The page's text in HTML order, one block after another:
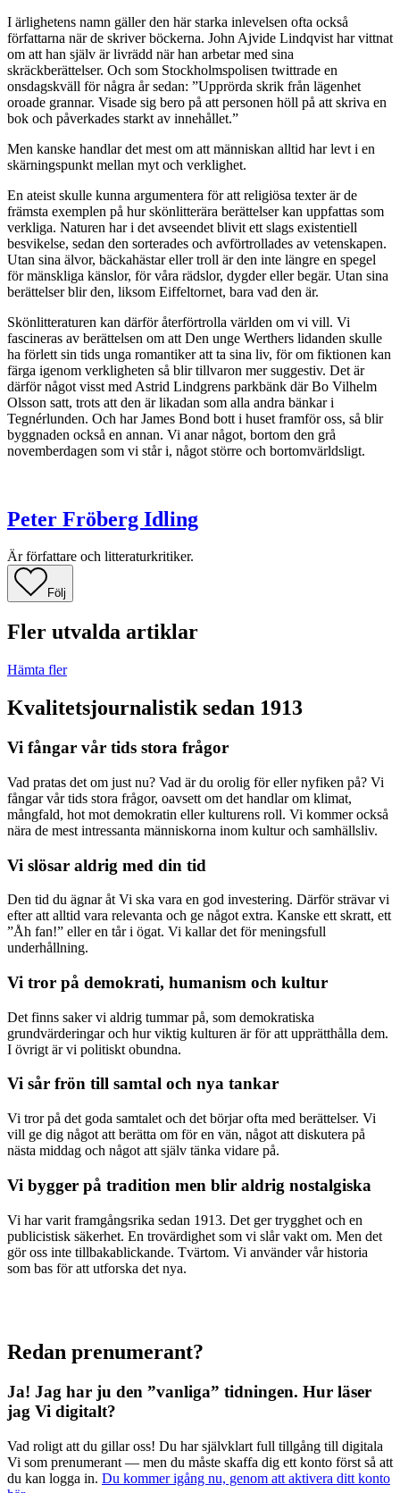
I ärlighetens namn gäller den här starka inlevelsen ofta också
författarna när de skriver böckerna. John Ajvide Lindqvist har vittnat
om att han själv är livrädd när han arbetar med sina
skräckberättelser. Och som Stockholmspolisen twittrade en
onsdagskväll för några år sedan: ”Upprörda skrik från lägenhet
oroade grannar. Visade sig bero på att personen höll på att skriva en
bok och påverkades starkt av innehållet.”
Men kanske handlar det mest om att människan alltid har levt i en
skärningspunkt mellan myt och verklighet.
En ateist skulle kunna argumentera för att religiösa texter är de
främsta exemplen på hur skönlitterära berättelser kan uppfattas som
verkliga. Naturen har i det avseendet blivit ett slags existentiell
besvikelse, sedan den sorterades och avförtrollades av vetenskapen.
Utan sina älvor, bäckahästar eller troll är den inte längre en spegel
för mänskliga känslor, för våra rädslor, dygder eller begär. Utan sina
berättelser blir den, liksom Eiffeltornet, bara vad den är.
Skönlitteraturen kan därför återförtrolla världen om vi vill. Vi
fascineras av berättelsen om att Den unge Werthers lidanden skulle
ha förlett sin tids unga romantiker att ta sina liv, för om fiktionen kan
färga igenom verkligheten så blir tillvaron mer suggestiv. Det är
därför något visst med Astrid Lindgrens parkbänk där Bo Vilhelm
Olsson satt, trots att den är likadan som alla andra bänkar i
Tegnérlunden. Och har James Bond bott i huset framför oss, så blir
byggnaden också en annan. Vi anar något, bortom den grå
novemberdagen som vi står i, något större och bortomvärldsligt.
Peter Fröberg Idling
Är författare och litteraturkritiker.
Följ
Fler utvalda artiklar
Hämta fler
Kvalitetsjournalistik sedan 1913
Vi fångar vår tids stora frågor
Vad pratas det om just nu? Vad är du orolig för eller nyfiken på? Vi
fångar vår tids stora frågor, oavsett om det handlar om klimat,
mångfald, hot mot demokratin eller kulturens roll. Vi kommer också
nära de mest intressanta människorna inom kultur och samhällsliv.
Vi slösar aldrig med din tid
Den tid du ägnar åt Vi ska vara en god investering. Därför strävar vi
efter att alltid vara relevanta och ge något extra. Kanske ett skratt, ett
”Åh fan!” eller en tår i ögat. Vi kallar det för meningsfull
underhållning.
Vi tror på demokrati, humanism och kultur
Det finns saker vi aldrig tummar på, som demokratiska
grundvärderingar och hur viktig kulturen är för att upprätthålla dem.
I övrigt är vi politiskt obundna.
Vi sår frön till samtal och nya tankar
Vi tror på det goda samtalet och det börjar ofta med berättelser. Vi
vill ge dig något att berätta om för en vän, något att diskutera på
nästa middag och något att själv tänka vidare på.
Vi bygger på tradition men blir aldrig nostalgiska
Vi har varit framgångsrika sedan 1913. Det ger trygghet och en
publicistisk säkerhet. En trovärdighet som vi slår vakt om. Men det
gör oss inte tillbakablickande. Tvärtom. Vi använder vår historia
som bas för att utforska det nya.
Redan prenumerant?
Ja! Jag har ju den ”vanliga” tidningen. Hur läser
jag Vi digitalt?
Vad roligt att du gillar oss! Du har självklart full tillgång till digitala
Vi som prenumerant — men du måste skaffa dig ett konto först så att
du kan logga in. Du kommer igång nu, genom att aktivera ditt konto